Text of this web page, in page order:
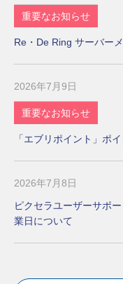
重要なお知らせ
Re・De Ring サーバー
2026年7月9日
重要なお知らせ
「エブリポイント」ポ
2026年7月8日
ピクセラユーザーサポ
業日について